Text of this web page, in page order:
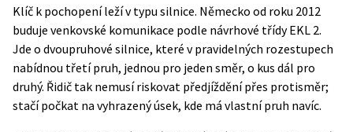
Klíč k pochopení leží v typu silnice. Německo od roku 2012
buduje venkovské komunikace podle návrhové třídy EKL 2.
Jde o dvoupruhové silnice, které v pravidelných rozestupech
nabídnou třetí pruh, jednou pro jeden směr, o kus dál pro
druhý. Řidič tak nemusí riskovat předjíždění přes protisměr;
stačí počkat na vyhrazený úsek, kde má vlastní pruh navíc.